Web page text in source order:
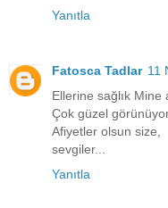
Yanıtla
Fatosca Tadlar 11
Ellerine sağlık Mine
Çok güzel
Afiyetler olsun size,
sevgiler...
Yanıtla